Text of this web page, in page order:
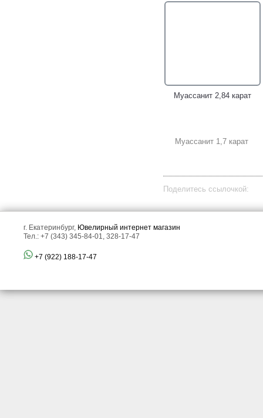
Муассанит 2,84 карат
Муассанит 1,7 карат
Поделитесь ссылочкой:
г. Екатеринбург, Ювелирный интернет магазин
Тел.: +7 (343) 345-84-01, 328-17-47
+7 (922) 188-17-47